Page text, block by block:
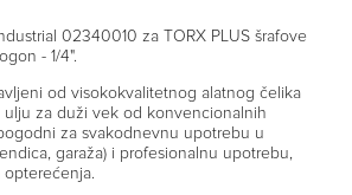
02340010 za TORX PLUS šrafove
- 1/4".
od visokokvalitetnog alatnog čelika
ulju za duži vek od konvencionalnih
za svakodnevnu upotrebu u
garaža) i profesionalnu upotrebu,